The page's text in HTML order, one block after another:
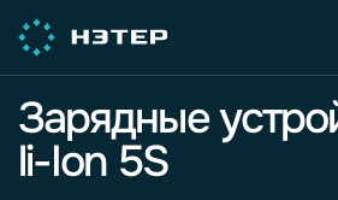
Зарядные
li-Ion 5S